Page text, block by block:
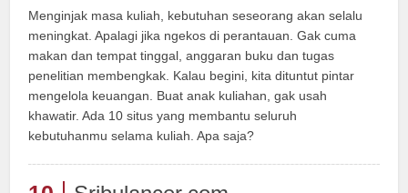
Menginjak masa kuliah, kebutuhan seseorang akan selalu
meningkat. Apalagi jika ngekos di perantauan. Gak cuma
makan dan tempat tinggal, anggaran buku dan tugas
penelitian membengkak. Kalau begini, kita dituntut pintar
mengelola keuangan. Buat anak kuliahan, gak usah
khawatir. Ada 10 situs yang membantu seluruh
kebutuhanmu selama kuliah. Apa saja?